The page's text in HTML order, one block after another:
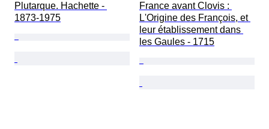
Plutarque. Hachette -
1873-1975
France avant Clovis :
L'Origine des François, et
leur établissement dans
les Gaules - 1715